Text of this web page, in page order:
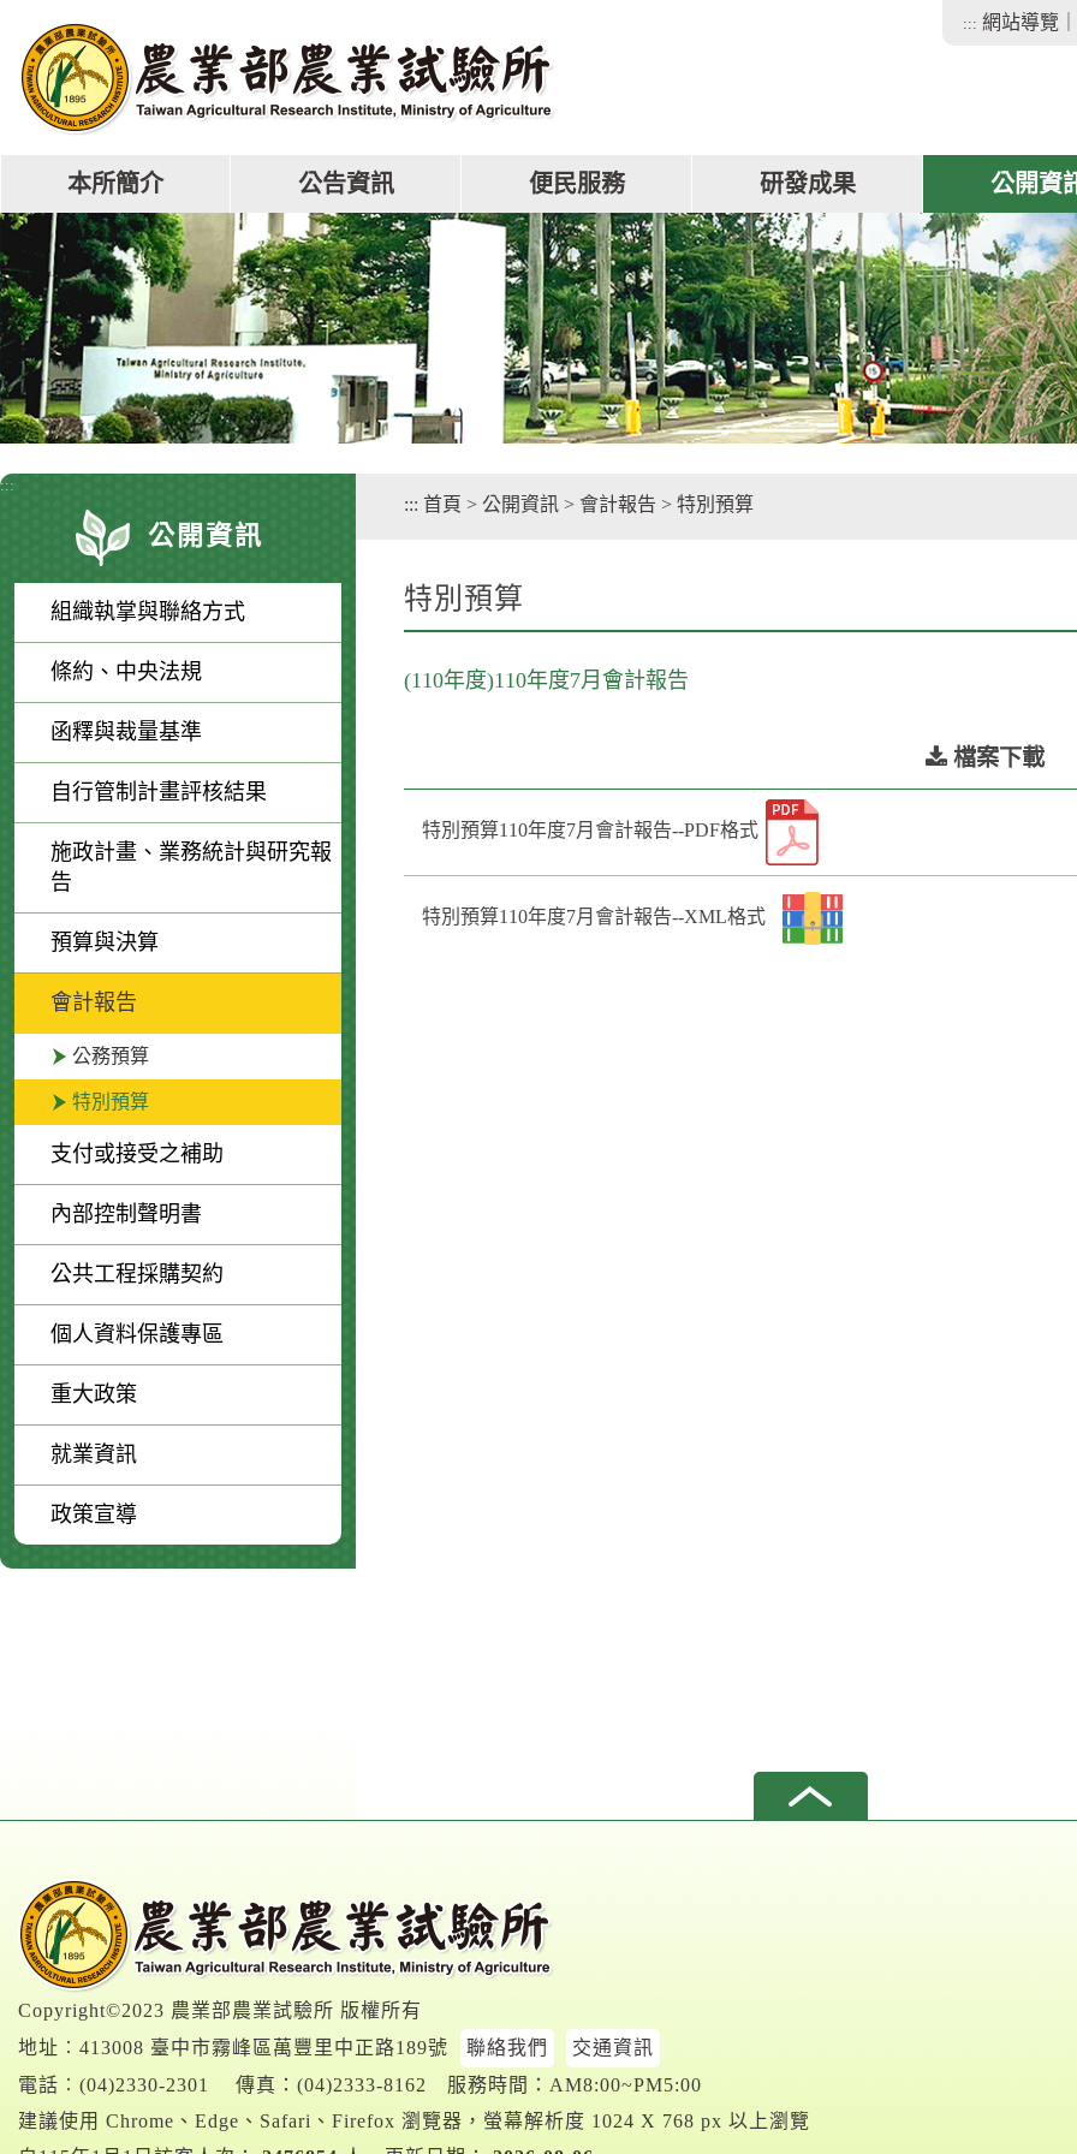
::: 網站導覽
本所簡介 公告資訊 便民服務 研發成果 公開資
:::
公開資訊
組織執掌與聯絡方式
條約、中央法規
函釋與裁量基準
自行管制計畫評核結果
施政計畫、業務統計與研究報
告
預算與決算
會計報告
公務預算
特別預算
支付或接受之補助
內部控制聲明書
公共工程採購契約
個人資料保護專區
重大政策
就業資訊
政策宣導
::: 首頁 > 公開資訊 > 會計報告 > 特別預算
特別預算
(110年度)110年度7月會計報告
檔案下載
特別預算110年度7月會計報告--PDF格式
特別預算110年度7月會計報告--XML格式
Copyright©2023 農業部農業試驗所 版權所有
地址︰413008 臺中市霧峰區萬豐里中正路189號
聯絡我們
交通資訊
電話︰ (04)2330-2301 傳真：(04)2333-8162
服務時間：AM8:00~PM5:00
建議使用 Chrome、Edge、Safari、Firefox 瀏覽器，螢幕解析度 1024 X 768 px 以上瀏覽